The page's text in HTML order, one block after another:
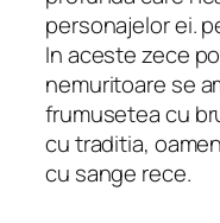
personajelor ei.
In aceste zece
nemuritoare se
frumusetea cu
cu traditia,
cu sange rece.